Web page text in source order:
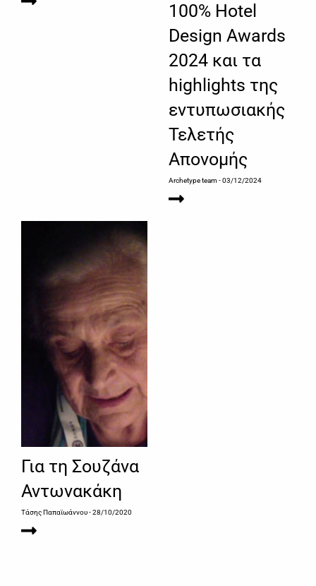
100% Hotel
Design Awards
2024 και τα
highlights της
εντυπωσιακής
Τελετής
Απονομής
Archetype team- 03/12/2024
Για τη Σουζάνα
Αντωνακάκη
Τάσης Παπαϊωάννου- 28/10/2020